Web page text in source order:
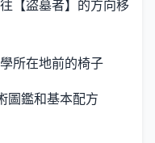
【盜墓者】的方向移
所在地前的椅子
圖鑑和基本配方